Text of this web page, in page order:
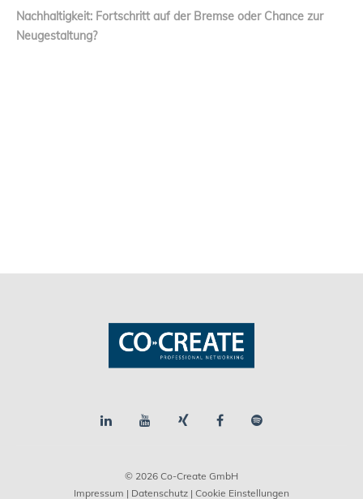
Nachhaltigkeit: Fortschritt auf der Bremse oder Chance zur
Neugestaltung?
© 2026 Co-Create GmbH
Impressum | Datenschutz | Cookie Einstellungen